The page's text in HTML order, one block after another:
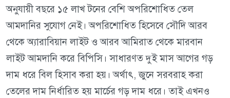
অনুযায়ী বছরে ১৫ লাখ টনের বেশি অপরিশোধিত তেল
আমদানির সুযোগ নেই। অপরিশোধিত হিসেবে সৌদি আরব
থেকে অ্যারাবিয়ান লাইট ও আরব আমিরাত থেকে মারবান
লাইট আমদানি করে বিপিসি। সাধারণত দুই মাস আগের গড়
দাম ধরে বিল হিসাব করা হয়। অর্থাৎ, জুনে সরবরাহ করা
তেলের দাম নির্ধারিত হয় মার্চের গড় দাম ধরে। তাই এখনও